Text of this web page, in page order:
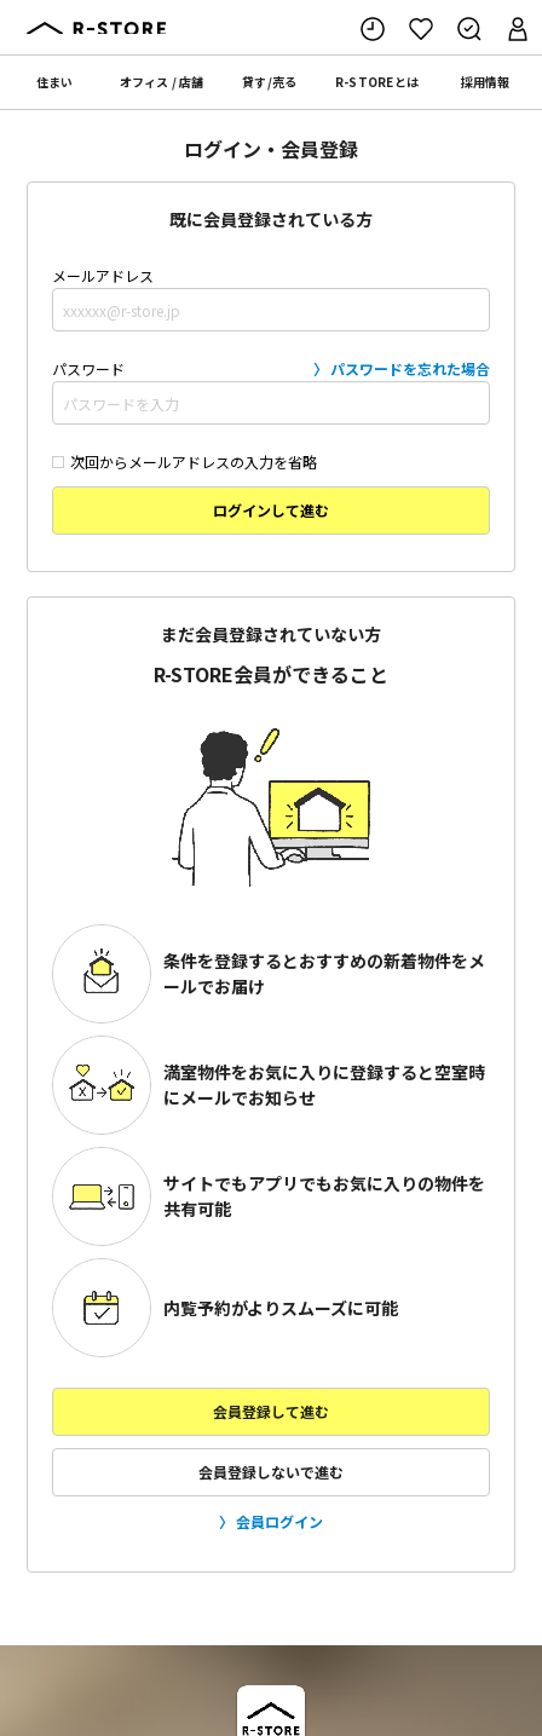
住まい オフィス /店舗 貸す/売る R-STOREとは 採用情報
ログイン・会員登録
既に会員登録されている方
メールアドレス
パスワード パスワードを忘れた場合
次回からメールアドレスの入力を省略
ログインして進む
まだ会員登録されていない方
R-STORE会員ができること
条件を登録するとおすすめの新着物件をメ
ールでお届け
満室物件をお気に入りに登録すると空室時
にメールでお知らせ
サイトでもアプリでもお気に入りの物件を
共有可能
内覧予約がよりスムーズに可能
会員登録して進む
会員登録しないで進む
会員ログイン